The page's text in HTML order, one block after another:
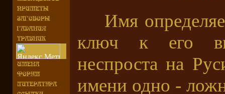
Имя
ключ к его
неспроста на
имени одно -